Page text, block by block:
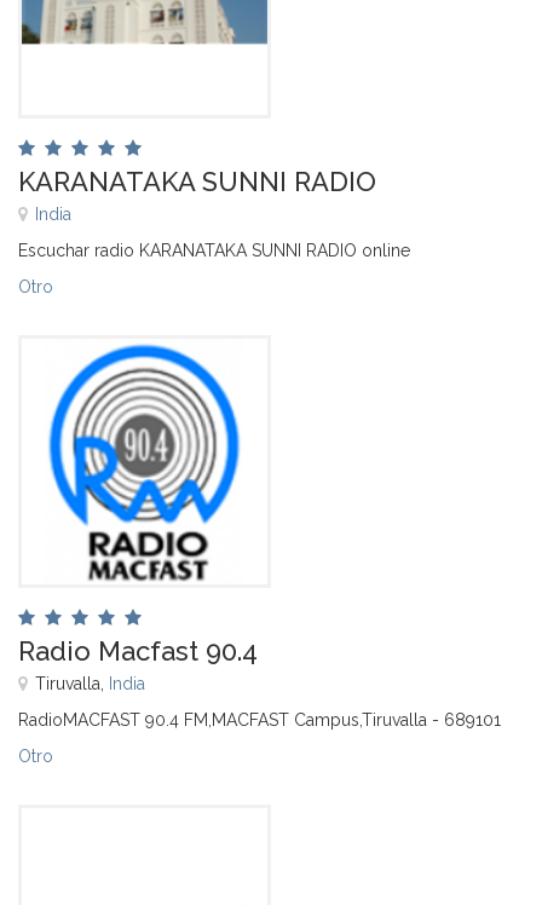
KARANATAKA SUNNI RADIO
India
Escuchar radio KARANATAKA SUNNI RADIO online
Otro
Radio Macfast 90.4
Tiruvalla, India
RadioMACFAST 90.4 FM,MACFAST Campus,Tiruvalla - 689101
Otro